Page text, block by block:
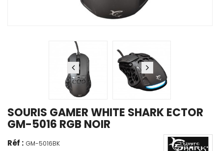
SOURIS GAMER WHITE SHARK ECTOR
GM-5016 RGB NOIR
Réf : GM-5016BK